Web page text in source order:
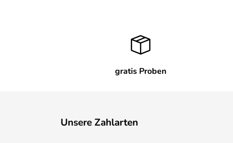
gratis Proben
Unsere Zahlarten